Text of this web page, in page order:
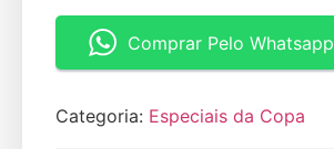
Comprar Pelo Whatsapp
Categoria: Especiais da Copa